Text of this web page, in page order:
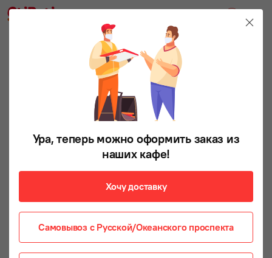
Ура, теперь можно оформить заказ из
наших кафе!
Хочу доставку
Самовывоз с Русской/Океанского проспекта